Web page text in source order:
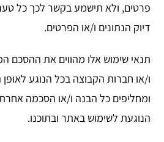
פרטים, ולא תישמע בקשר לכך כל
דיוק הנתונים ו/או הפרטים.
תנאי שימוש אלו מהווים את ההסכם
ו/או חברות הקבוצה בכל הנוגע
ומחליפים כל הבנה ו/או הסכמה
הנוגעת לשימוש באתר ובתוכנו.